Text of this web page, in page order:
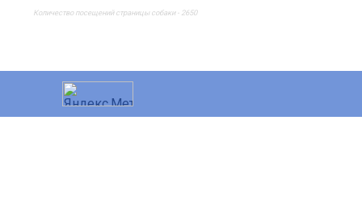
Количество посещений страницы собаки - 2650